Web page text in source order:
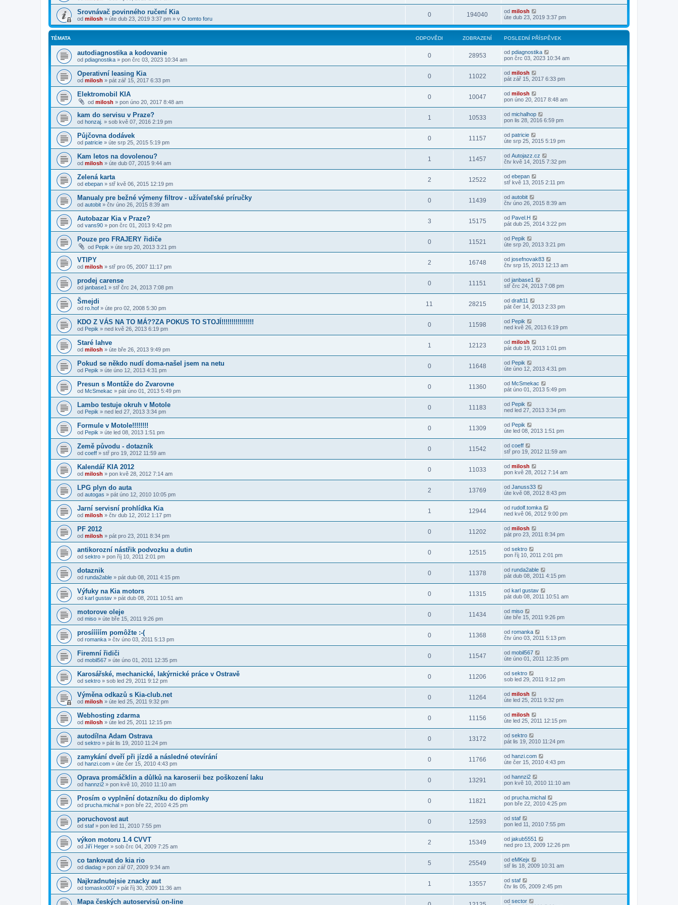
Srovnávač povinného ručení Kia
od milosh » úte dub 23, 2019 3:37 pm » v O tomto foru
0 194040 od milosh
úte dub 23, 2019 3:37 pm
TÉMATA ODPOVĚDI ZOBRAZENÍ POSLEDNÍ PŘÍSPĚVEK
autodiagnostika a kodovanie
od pdiagnostika » pon črc 03, 2023 10:34 am
0 28953 od pdiagnostika
pon črc 03, 2023 10:34 am
Operativní leasing Kia
od milosh » pát zář 15, 2017 6:33 pm
0 11022 od milosh
pát zář 15, 2017 6:33 pm
Elektromobil KIA
od milosh » pon úno 20, 2017 8:48 am
0 10047 od milosh
pon úno 20, 2017 8:48 am
kam do servisu v Praze?
od honzaj. » sob kvě 07, 2016 2:19 pm
1 10533 od michalhop
pon lis 28, 2016 6:59 pm
Půjčovna dodávek
od patricie » úte srp 25, 2015 5:19 pm
0 11157 od patricie
úte srp 25, 2015 5:19 pm
Kam letos na dovolenou?
od milosh » úte dub 07, 2015 9:44 am
1 11457 od Autojazz.cz
čtv kvě 14, 2015 7:32 pm
Zelená karta
od ebepan » stř kvě 06, 2015 12:19 pm
2 12522 od ebepan
stř kvě 13, 2015 2:11 pm
Manualy pre bežné výmeny filtrov - užívateľské príručky
od autobit » čtv úno 26, 2015 8:39 am
0 11439 od autobit
čtv úno 26, 2015 8:39 am
Autobazar Kia v Praze?
od vans90 » pon črc 01, 2013 9:42 pm
3 15175 od Pavel.H
pát dub 25, 2014 3:22 pm
Pouze pro FRAJERY řidiče
od Pepik » úte srp 20, 2013 3:21 pm
0 11521 od Pepik
úte srp 20, 2013 3:21 pm
VTIPY
od milosh » stř pro 05, 2007 11:17 pm
2 16748 od josefnovak83
čtv srp 15, 2013 12:13 am
prodej carense
od janbase1 » stř črc 24, 2013 7:08 pm
0 11151 od janbase1
stř črc 24, 2013 7:08 pm
Šmejdi
od ro.hof » úte pro 02, 2008 5:30 pm
11 28215 od draft11
pát čer 14, 2013 2:33 pm
KDO Z VÁS NA TO MÁ??ZA POKUS TO STOJÍ!!!!!!!!!!!!!!!!
od Pepik » ned kvě 26, 2013 6:19 pm
0 11598 od Pepik
ned kvě 26, 2013 6:19 pm
Staré lahve
od milosh » úte bře 26, 2013 9:49 pm
1 12123 od milosh
pát dub 19, 2013 1:01 pm
Pokud se někdo nudí doma-našel jsem na netu
od Pepik » úte úno 12, 2013 4:31 pm
0 11648 od Pepik
úte úno 12, 2013 4:31 pm
Presun s Montáže do Zvarovne
od McSmekac » pát úno 01, 2013 5:49 pm
0 11360 od McSmekac
pát úno 01, 2013 5:49 pm
Lambo testuje okruh v Motole
od Pepik » ned led 27, 2013 3:34 pm
0 11183 od Pepik
ned led 27, 2013 3:34 pm
Formule v Motole!!!!!!!!
od Pepik » úte led 08, 2013 1:51 pm
0 11309 od Pepik
úte led 08, 2013 1:51 pm
Země původu - dotazník
od coeff » stř pro 19, 2012 11:59 am
0 11542 od coeff
stř pro 19, 2012 11:59 am
Kalendář KIA 2012
od milosh » pon kvě 28, 2012 7:14 am
0 11033 od milosh
pon kvě 28, 2012 7:14 am
LPG plyn do auta
od autogas » pát úno 12, 2010 10:05 pm
2 13769 od Januss33
úte kvě 08, 2012 8:43 pm
Jarní servisní prohlídka Kia
od milosh » čtv dub 12, 2012 1:17 pm
1 12944 od rudolf.tomka
ned kvě 06, 2012 9:00 pm
PF 2012
od milosh » pát pro 23, 2011 8:34 pm
0 11202 od milosh
pát pro 23, 2011 8:34 pm
antikorozní nástřik podvozku a dutin
od sektro » pon říj 10, 2011 2:01 pm
0 12515 od sektro
pon říj 10, 2011 2:01 pm
dotaznik
od runda2able » pát dub 08, 2011 4:15 pm
0 11378 od runda2able
pát dub 08, 2011 4:15 pm
Výfuky na Kia motors
od karl gustav » pát dub 08, 2011 10:51 am
0 11315 od karl gustav
pát dub 08, 2011 10:51 am
motorove oleje
od miso » úte bře 15, 2011 9:26 pm
0 11434 od miso
úte bře 15, 2011 9:26 pm
prosííííím pomôžte :-(
od romanka » čtv úno 03, 2011 5:13 pm
0 11368 od romanka
čtv úno 03, 2011 5:13 pm
Firemní řidiči
od mobil567 » úte úno 01, 2011 12:35 pm
0 11547 od mobil567
úte úno 01, 2011 12:35 pm
Karosářské, mechanické, lakýrnické práce v Ostravě
od sektro » sob led 29, 2011 9:12 pm
0 11206 od sektro
sob led 29, 2011 9:12 pm
Výměna odkazů s Kia-club.net
od milosh » úte led 25, 2011 9:32 pm
0 11264 od milosh
úte led 25, 2011 9:32 pm
Webhosting zdarma
od milosh » úte led 25, 2011 12:15 pm
0 11156 od milosh
úte led 25, 2011 12:15 pm
autodílna Adam Ostrava
od sektro » pát lis 19, 2010 11:24 pm
0 13172 od sektro
pát lis 19, 2010 11:24 pm
zamykání dveří při jízdě a následné otevírání
od hanzi.com » úte čer 15, 2010 4:43 pm
0 11766 od hanzi.com
úte čer 15, 2010 4:43 pm
Oprava promáčklin a důlků na karoserii bez poškození laku
od hannzi2 » pon kvě 10, 2010 11:10 am
0 13291 od hannzi2
pon kvě 10, 2010 11:10 am
Prosím o vyplnění dotazníku do diplomky
od prucha.michal » pon bře 22, 2010 4:25 pm
0 11821 od prucha.michal
pon bře 22, 2010 4:25 pm
poruchovost aut
od staf » pon led 11, 2010 7:55 pm
0 12593 od staf
pon led 11, 2010 7:55 pm
výkon motoru 1.4 CVVT
od Jiří Heger » sob črc 04, 2009 7:25 am
2 15349 od jakub5551
ned pro 13, 2009 12:26 pm
co tankovat do kia rio
od diadag » pon zář 07, 2009 9:34 am
5 25549 od eMKejx
stř lis 18, 2009 10:31 am
Najkradnutejsie znacky aut
od tomasko007 » pát říj 30, 2009 11:36 am
1 13557 od staf
čtv lis 05, 2009 2:45 pm
Mapa českých autoservisů on-line od sector